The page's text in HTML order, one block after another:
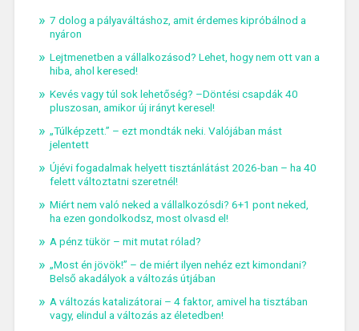
7 dolog a pályaváltáshoz, amit érdemes kipróbálnod a
nyáron
Lejtmenetben a vállalkozásod? Lehet, hogy nem ott van a
hiba, ahol keresed!
Kevés vagy túl sok lehetőség? –Döntési csapdák 40
pluszosan, amikor új irányt keresel!
„Túlképzett.” – ezt mondták neki. Valójában mást
jelentett
Újévi fogadalmak helyett tisztánlátást 2026-ban – ha 40
felett változtatni szeretnél!
Miért nem való neked a vállalkozósdi? 6+1 pont neked,
ha ezen gondolkodsz, most olvasd el!
A pénz tükör – mit mutat rólad?
„Most én jövök!” – de miért ilyen nehéz ezt kimondani?
Belső akadályok a változás útjában
A változás katalizátorai – 4 faktor, amivel ha tisztában
vagy, elindul a változás az életedben!